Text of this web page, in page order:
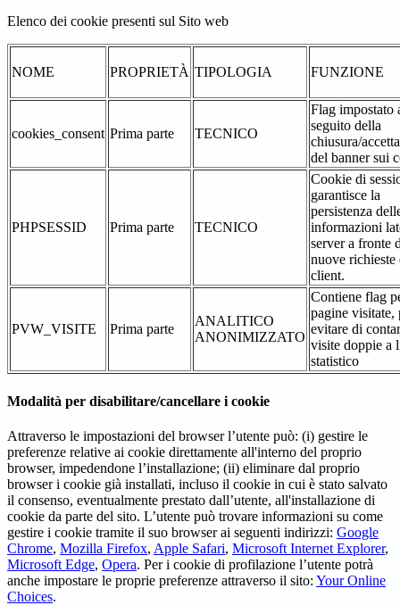
Elenco dei cookie presenti sul Sito web
NOME PROPRIETÀ TIPOLOGIA FUNZIONE
cookies_consent Prima parte TECNICO
Flag impostato
seguito della
chiusura/
del banner sui
PHPSESSID Prima parte TECNICO
Cookie di
garantisce la
persistenza
informazioni
server a fronte
nuove richieste
client.
PVW_VISITE Prima parte
ANALITICO
ANONIMIZZATO
Contiene flag
pagine visitate,
evitare di
visite doppie a
statistico
Modalità per disabilitare/cancellare i cookie
Attraverso le impostazioni del browser l’utente può: (i) gestire le
preferenze relative ai cookie direttamente all'interno del proprio
browser, impedendone l’installazione; (ii) eliminare dal proprio
browser i cookie già installati, incluso il cookie in cui è stato salvato
il consenso, eventualmente prestato dall’utente, all'installazione di
cookie da parte del sito. L’utente può trovare informazioni su come
gestire i cookie tramite il suo browser ai seguenti indirizzi: Google
Chrome, Mozilla Firefox, Apple Safari, Microsoft Internet Explorer,
Microsoft Edge, Opera. Per i cookie di profilazione l’utente potrà
anche impostare le proprie preferenze attraverso il sito: Your Online
Choices.